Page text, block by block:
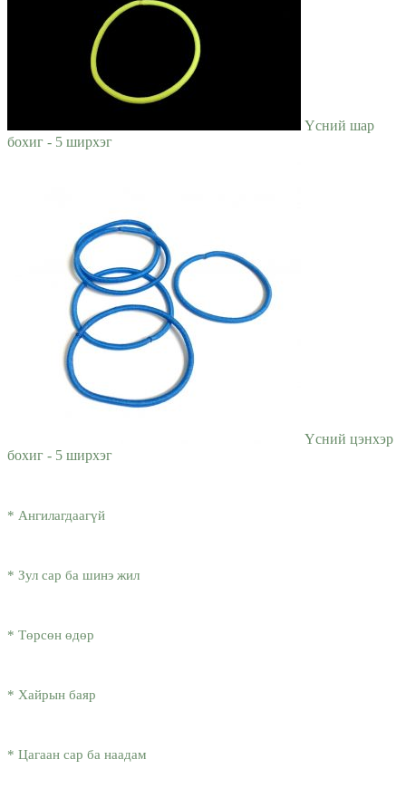
Үсний шар
бохиг - 5 ширхэг
Үсний цэнхэр
бохиг - 5 ширхэг
* Ангилагдаагүй
* Зул сар ба шинэ жил
* Төрсөн өдөр
* Хайрын баяр
* Цагаан сар ба наадам